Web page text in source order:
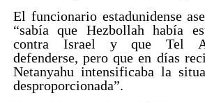
El funcionario estadunidense
“sabía que Hezbollah había
contra Israel y que Tel
defenderse, pero que en días
Netanyahu intensificaba la
desproporcionada”.